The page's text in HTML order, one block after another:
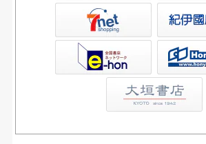
書店ウェブストア